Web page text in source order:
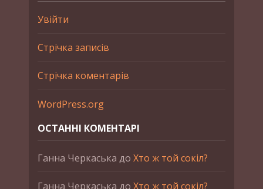
Увійти
Стрічка записів
Стрічка коментарів
WordPress.org
ОСТАННІ КОМЕНТАРІ
Ганна Черкаська до Хто ж той сокіл?
Ганна Черкаська до Хто ж той сокіл?